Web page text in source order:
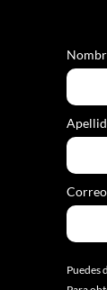
Correo
Puedes